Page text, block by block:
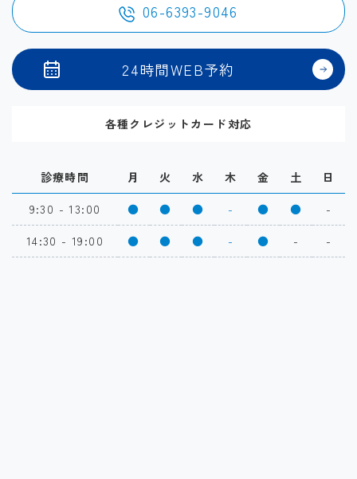
06-6393-9046
24時間WEB予約
各種クレジットカード対応
診療時間 月 火 水 木 金 土
日
9:30 - 13:00
● ● ● - ● ●
-
14:30 - 19:00
● ● ● - ● - -